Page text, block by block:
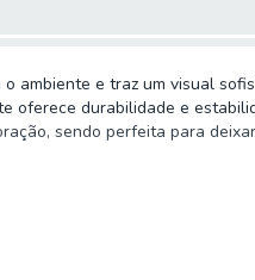
ambiente e traz um visual
oferece durabilidade e
sendo perfeita para